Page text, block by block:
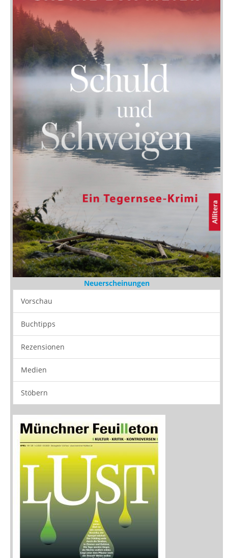
Neuerscheinungen
Vorschau
Buchtipps
Rezensionen
Medien
Stöbern